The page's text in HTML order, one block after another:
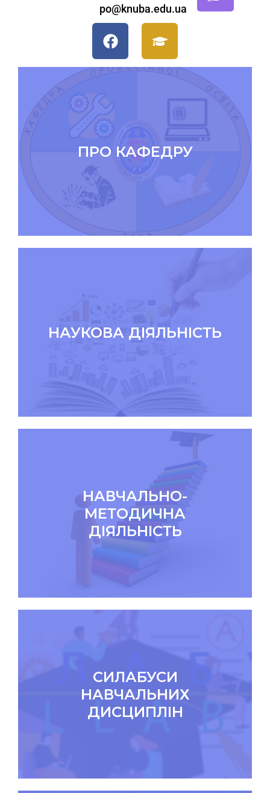
po@knuba.edu.ua
ПРО КАФЕДРУ
НАУКОВА ДІЯЛЬНІСТЬ
НАВЧАЛЬНО-
МЕТОДИЧНА
ДІЯЛЬНІСТЬ
СИЛАБУСИ
НАВЧАЛЬНИХ
ДИСЦИПЛІН